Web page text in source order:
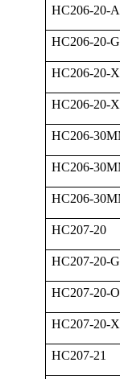
HC206-20-
HC206-20-
HC206-20-
HC206-20-
HC206-
HC206-
HC206-
HC207-20
HC207-20-
HC207-20-
HC207-20-
HC207-21